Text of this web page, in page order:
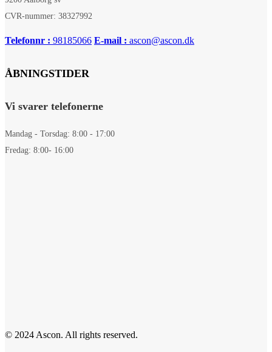
CVR-nummer: 38327992
Telefonnr : 98185066 E-mail : ascon@ascon.dk
ÅBNINGSTIDER
Vi svarer telefonerne
Mandag - Torsdag: 8:00 - 17:00
Fredag: 8:00- 16:00
© 2024 Ascon. All rights reserved.